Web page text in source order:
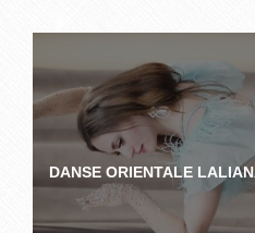
DANSE ORIENTALE